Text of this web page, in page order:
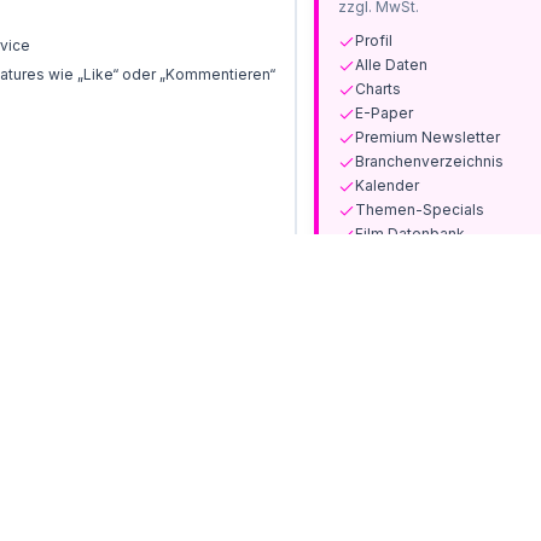
wie „Like“ oder „Kommentieren“
zzgl. MwSt.
Profil
Alle Daten
Charts
E-Paper
Premium Newsletter
Branchenverzeichnis
Kalender
Themen-Specials
Film Datenbank